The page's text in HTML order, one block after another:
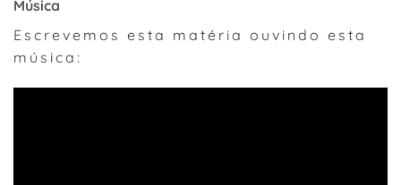
Música
Escrevemos esta matéria ouvindo esta
música: